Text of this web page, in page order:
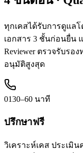
ทุกเคสได้รับการดูแล
เอกสาร 3 ชั้นก่อนยื่น แ
Reviewer ตรวจรับร
อนุมัติสูงสุด
0130–60 นาที
ปรึกษาฟรี
วิเคราะห์เคส ประเมิ